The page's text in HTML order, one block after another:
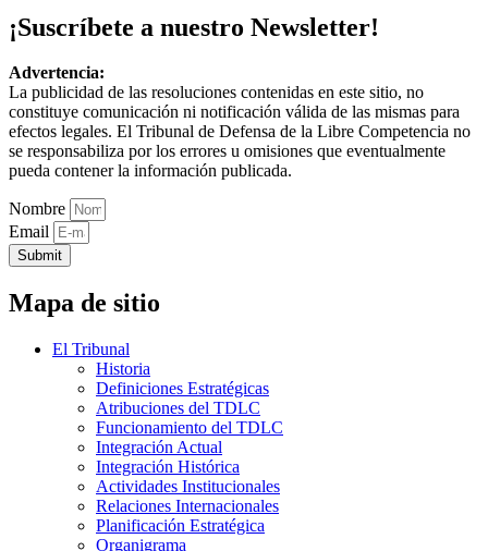
¡Suscríbete a nuestro Newsletter!
Advertencia:
La publicidad de las resoluciones contenidas en este sitio, no
constituye comunicación ni notificación válida de las mismas para
efectos legales. El Tribunal de Defensa de la Libre Competencia no
se responsabiliza por los errores u omisiones que eventualmente
pueda contener la información publicada.
Nombre
Email
Submit
Mapa de sitio
El Tribunal
Historia
Definiciones Estratégicas
Atribuciones del TDLC
Funcionamiento del TDLC
Integración Actual
Integración Histórica
Actividades Institucionales
Relaciones Internacionales
Planificación Estratégica
Organigrama